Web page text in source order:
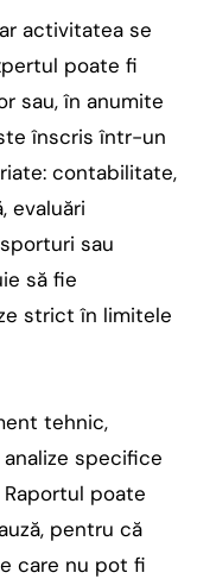
activitatea se
poate fi
sau, în anumite
înscris într-un
contabilitate,
evaluări
sau
să fie
strict în limitele
tehnic,
specifice
poate
pentru că
care nu pot fi